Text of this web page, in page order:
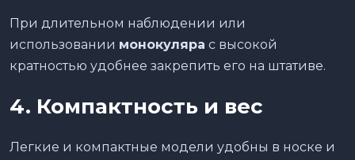
При длительном наблюдении или
использовании монокуляра с высокой
кратностью удобнее закрепить его на штативе.
4. Компактность и вес
Легкие и компактные модели удобны в носке и